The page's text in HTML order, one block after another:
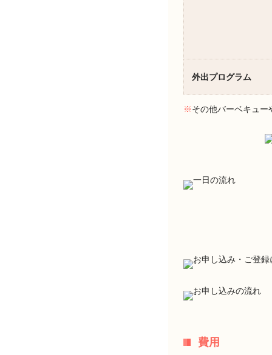
外出プログラム
※その他バーベキュー
費用